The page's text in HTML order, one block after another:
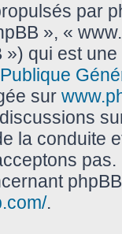
par
», «
») qui est
sur
la conduite
.